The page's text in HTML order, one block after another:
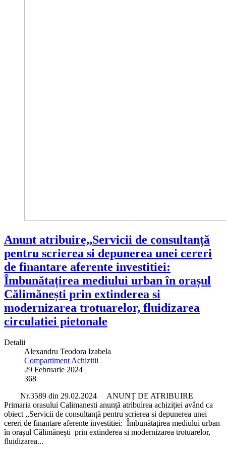
Anunt atribuire,,Servicii de consultanță
pentru scrierea si depunerea unei cereri
de finantare aferente investitiei:
Îmbunătațirea mediului urban în orașul
Călimănești prin extinderea si
modernizarea trotuarelor, fluidizarea
circulatiei pietonale
Detalii
Alexandru Teodora Izabela
Compartiment Achizitii
29 Februarie 2024
368
Nr.3589 din 29.02.2024 ANUNȚ DE ATRIBUIRE
Primaria orasului Calimanesti anunță atribuirea achiziției având ca
obiect ,,Servicii de consultanță pentru scrierea si depunerea unei
cereri de finantare aferente investitiei: Îmbunătațirea mediului urban
în orașul Călimănești prin extinderea si modernizarea trotuarelor,
fluidizarea...